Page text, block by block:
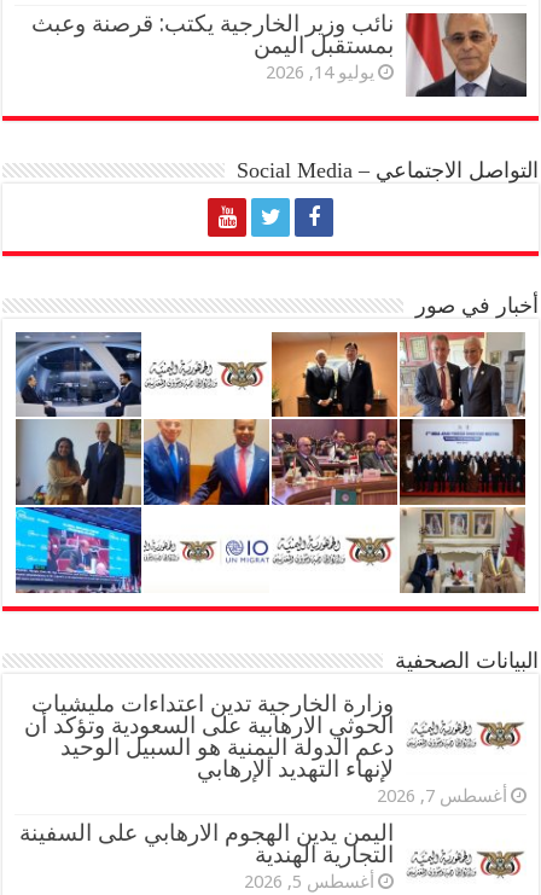
نائب وزير الخارجية يكتب: قرصنة وعبث
بمستقبل اليمن
يوليو 14, 2026
التواصل الاجتماعي – Social Media
أخبار في صور
البيانات الصحفية
وزارة الخارجية تدين اعتداءات مليشيات
الحوثي الارهابية على السعودية وتؤكد أن
دعم الدولة اليمنية هو السبيل الوحيد
لإنهاء التهديد الإرهابي
أغسطس 7, 2026
اليمن يدين الهجوم الارهابي على السفينة
التجارية الهندية
أغسطس 5, 2026